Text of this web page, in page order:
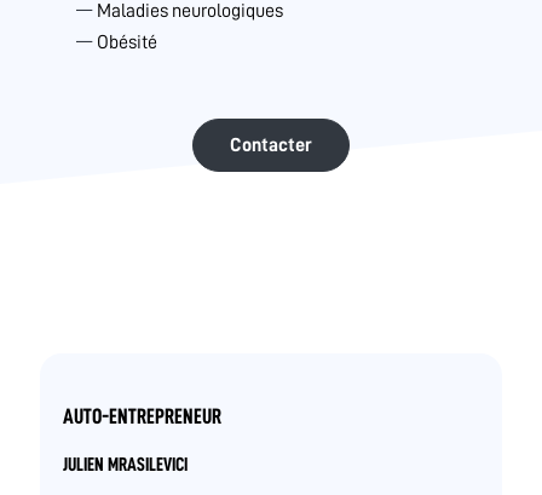
Maladies neurologiques
Obésité
Contacter
AUTO-ENTREPRENEUR
JULIEN MRASILEVICI